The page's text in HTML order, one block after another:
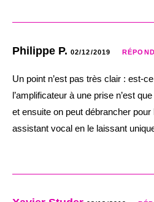
Philippe P. 02/12/2019
Un point n’est pas très clair : est-
l’amplificateur à une prise n’est
et ensuite on peut débrancher
assistant vocal en le laissant